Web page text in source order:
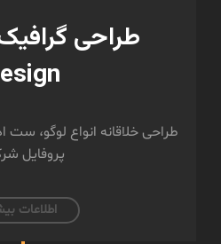
طراحی خلاقانه انواع لوگو، ست
پروفایل
اطلاعات